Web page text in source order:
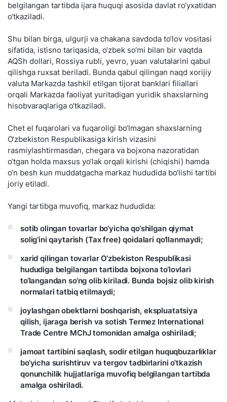
belgilangan tartibda ijara huquqi asosida davlat ro‘yxatidan
o‘tkaziladi.
Shu bilan birga, ulgurji va chakana savdoda to‘lov vositasi
sifatida, istisno tariqasida, o‘zbek so‘mi bilan bir vaqtda
AQSh dollari, Rossiya rubli, yevro, yuan valutalarini qabul
qilishga ruxsat beriladi. Bunda qabul qilingan naqd xorijiy
valuta Markazda tashkil etilgan tijorat banklari filiallari
orqali Markazda faoliyat yuritadigan yuridik shaxslarning
hisobvaraqlariga o‘tkaziladi.
Chet el fuqarolari va fuqaroligi bo‘lmagan shaxslarning
O‘zbekiston Respublikasiga kirish vizasini
rasmiylashtirmasdan, chegara va bojxona nazoratidan
o‘tgan holda maxsus yo‘lak orqali kirishi (chiqishi) hamda
o‘n besh kun muddatgacha markaz hududida bo‘lishi tartibi
joriy etiladi.
Yangi tartibga muvofiq, markaz hududida:
sotib olingan tovarlar bo‘yicha qo‘shilgan qiymat
solig‘ini qaytarish (Tax free) qoidalari qo‘llanmaydi;
xarid qilingan tovarlar O‘zbekiston Respublikasi
hududiga belgilangan tartibda bojxona to‘lovlari
to‘langandan so‘ng olib kiriladi. Bunda bojsiz olib kirish
normalari tatbiq etilmaydi;
joylashgan obektlarni boshqarish, ekspluatatsiya
qilish, ijaraga berish va sotish Termez International
Trade Centre MChJ tomonidan amalga oshiriladi;
jamoat tartibini saqlash, sodir etilgan huquqbuzarliklar
bo‘yicha surishtiruv va tergov tadbirlarini o‘tkazish
qonunchilik hujjatlariga muvofiq belgilangan tartibda
amalga oshiriladi.